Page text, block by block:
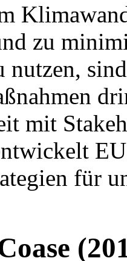
zu
nutzen,
mit
für